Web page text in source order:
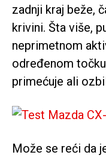
zadnji kraj beže,
krivini. Šta više,
neprimetnom
određenom
primećuje ali
Može se reći da